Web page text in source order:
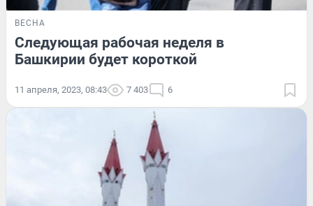
ВЕСНА
Следующая рабочая неделя в
Башкирии будет короткой
11 апреля, 2023, 08:43 7 403 6